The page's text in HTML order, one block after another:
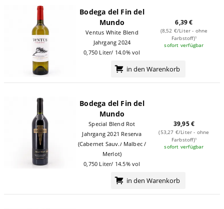
Bodega del Fin del
Mundo
Ventus White Blend
Jahrgang 2024
0,750 Liter/ 14.0% vol
6,39 €
(8,52 €/Liter - ohne
Farbstoff)¹
sofort verfügbar
in den Warenkorb
Bodega del Fin del
Mundo
Special Blend Rot
Jahrgang 2021 Reserva
(Cabernet Sauv./ Malbec /
Merlot)
0,750 Liter/ 14.5% vol
39,95 €
(53,27 €/Liter - ohne
Farbstoff)¹
sofort verfügbar
in den Warenkorb